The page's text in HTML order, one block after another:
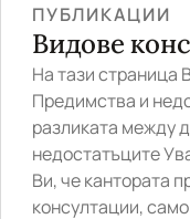
ПУБЛИКАЦИИ
Видове
На тази страница
Предимства и
разликата между
недостатъците
Ви, че кантората
консултации,